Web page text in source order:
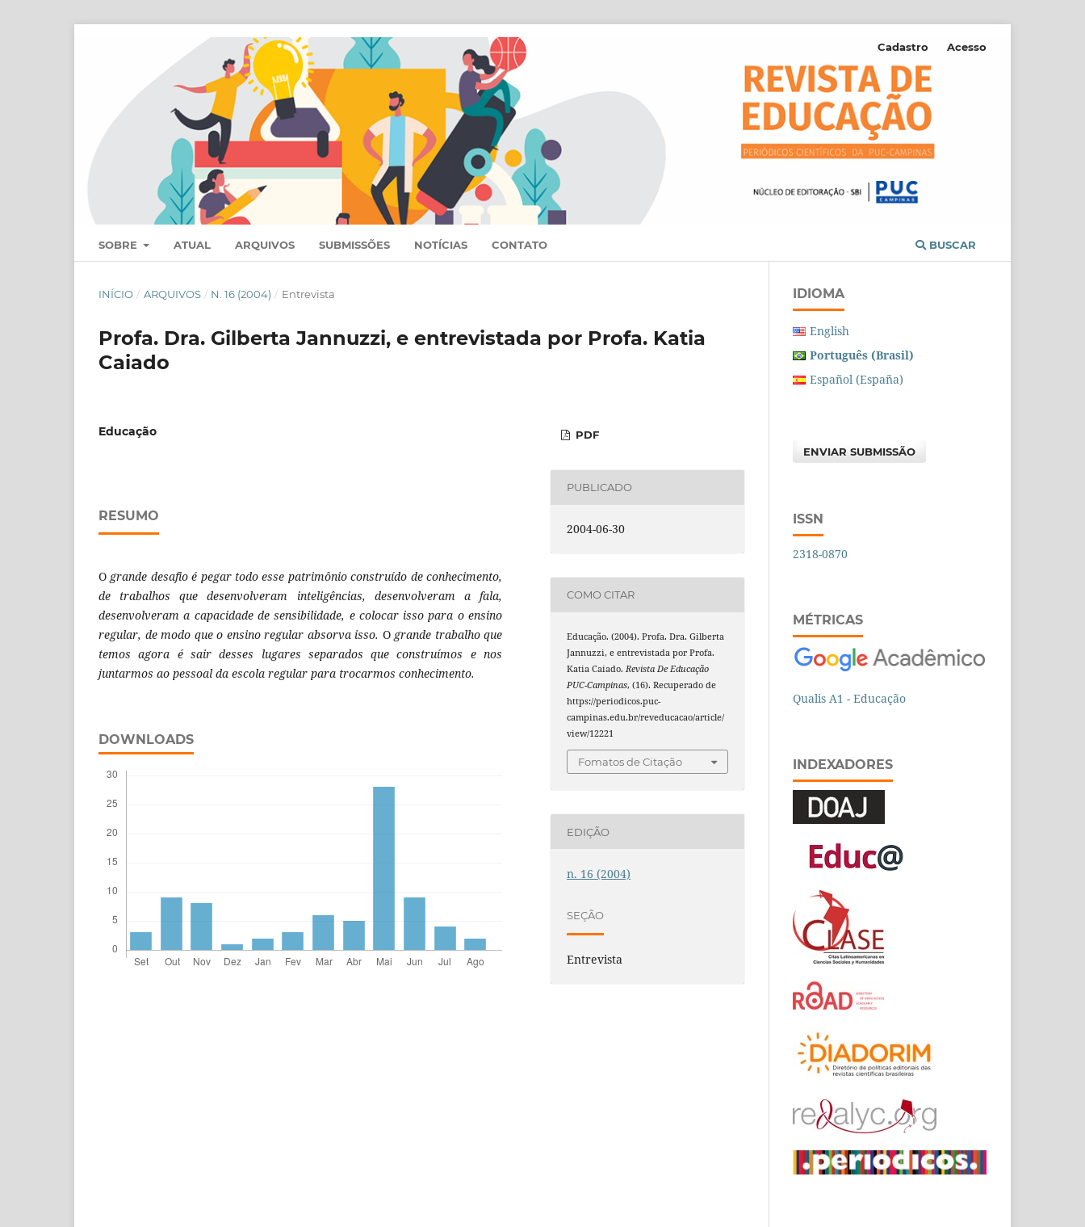
SOBRE ATUAL ARQUIVOS SUBMISSÕES NOTÍCIAS CONTATO BUSCAR
Cadastro Acesso
INÍCIO / ARQUIVOS / N. 16 (2004) / Entrevista
Profa. Dra. Gilberta Jannuzzi, e entrevistada por Profa. Katia
Caiado
Educação
RESUMO
Ogrande desafioé pegar todoesse patrimônioconstruído deconhecimento,
de trabalhos que desenvolveram inteligências, desenvolveram afala,
desenvolveram a capacidade desensibilidade, e colocar issopara o ensino
regular, de modo que o ensino regular absorva isso. O grande trabalho que
temosagora é sair desses lugares separadosque construímos enos
juntarmos ao pessoal da escola regular para trocarmos conhecimento.
DOWNLOADS
PDF
PUBLICADO
2004-06-30
COMO CITAR
Educação. (2004). Profa. Dra. Gilberta
Jannuzzi, e entrevistada por Profa.
Katia Caiado.Revista De Educação
PUC-Campinas, (16). Recuperado de
https://periodicos.puc-
campinas.edu.br/reveducacao/article/
view/12221
Fomatos de Citação
EDIÇÃO
n. 16 (2004)
SEÇÃO
Entrevista
IDIOMA
English
Português (Brasil)
Español (España)
ENVIAR SUBMISSÃO
ISSN
2318-0870
MÉTRICAS
Qualis A1 - Educação
INDEXADORES